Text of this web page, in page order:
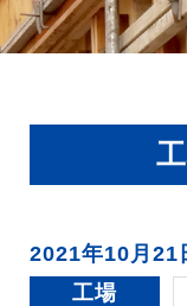
2021年10月21
工場